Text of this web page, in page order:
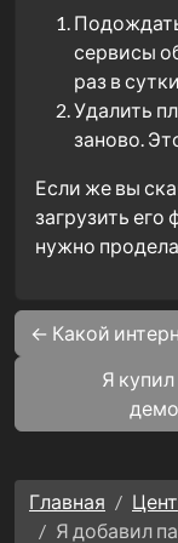
сервисы
раз в сутки
Удалить
заново.
Если же вы
загрузить
нужно
← Какой
Я
Главная
Я добавил